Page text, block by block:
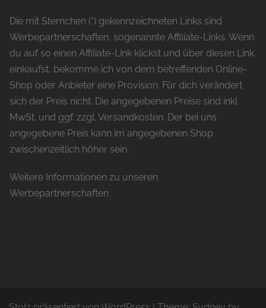
Die mit Sternchen (*) gekennzeichneten Links sind
Werbepartnerschaften, sogenannte Affiliate-Links. Wenn
du auf so einen Affiliate-Link klickst und über diesen Link
einkaufst, bekomme ich von dem betreffenden Online-
Shop oder Anbieter eine Provision. Für dich verändert
sich der Preis nicht. Die angegebenen Preise sind inkl.
MwSt. und ggf. zzgl. Versandkosten. Der bei uns
angegebene Preis kann im angegebenen Shop
zwischenzeitlich höher sein.
Weitere Informationen zu unseren
Werbepartnerschaften